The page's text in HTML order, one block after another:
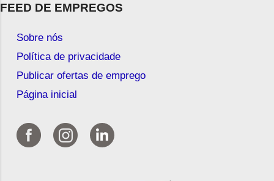
FEED DE EMPREGOS
Sobre nós
Política de privacidade
Publicar ofertas de emprego
Página inicial